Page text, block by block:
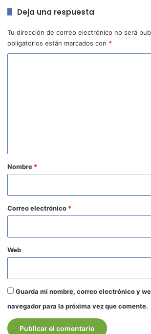
Deja una respuesta
Tu dirección de correo electrónico no será
obligatorios están marcados con *
r
*
Nombre *
Correo electrónico *
Web
Guarda mi nombre, correo electrónico y
navegador para la próxima vez que comente.